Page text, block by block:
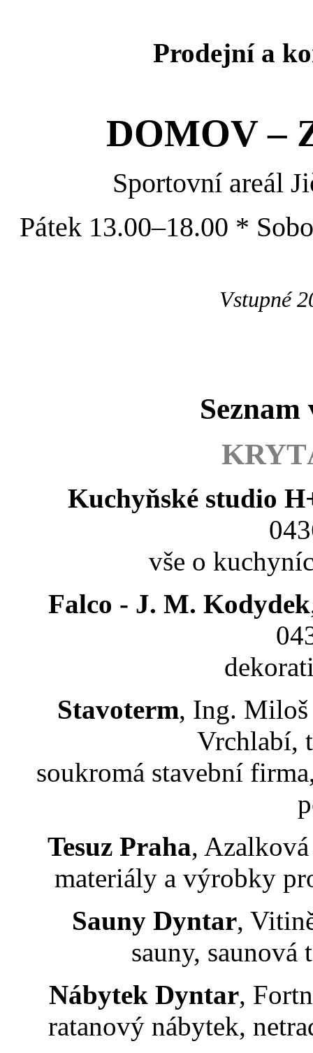
Prodejní a
DOMOV –
Sportovní areál
Pátek 13.00–18.00 *
Vstupné
Kuchyňské studio
vše o
Falco - J. M. Kodydek
Stavoterm, Ing.
Vrchlabí,
soukromá stavební
Tesuz Praha,
materiály a výrobky
Sauny Dyntar,
sauny,
Nábytek Dyntar,
ratanový nábytek,